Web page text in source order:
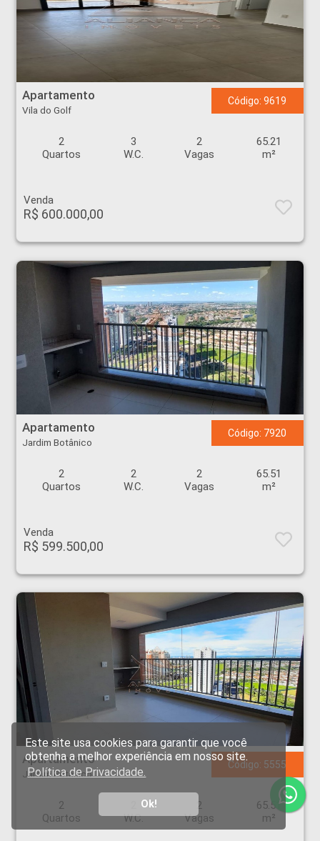
Este site usa cookies para garantir que você
obtenha a melhor experiência em nosso site.
Política de Privacidade.
Ok!
Apartamento
Vila do Golf
Código: 9619
2
Quartos
3
W.C.
2
Vagas
65.21
m²
Venda
R$ 600.000,00
Apartamento
Jardim Botânico
Código: 7920
2
Quartos
2
W.C.
2
Vagas
65.51
m²
Venda
R$ 599.500,00
Apartamento - Jardim Botânico - Ribeirão Preto
Apartamento
Jardim Botânico
Código: 5555
2
Quartos
W.C.
2
Vagas
65.51
m²